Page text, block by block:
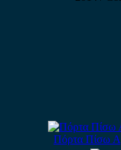
Πόρτα Πίσω